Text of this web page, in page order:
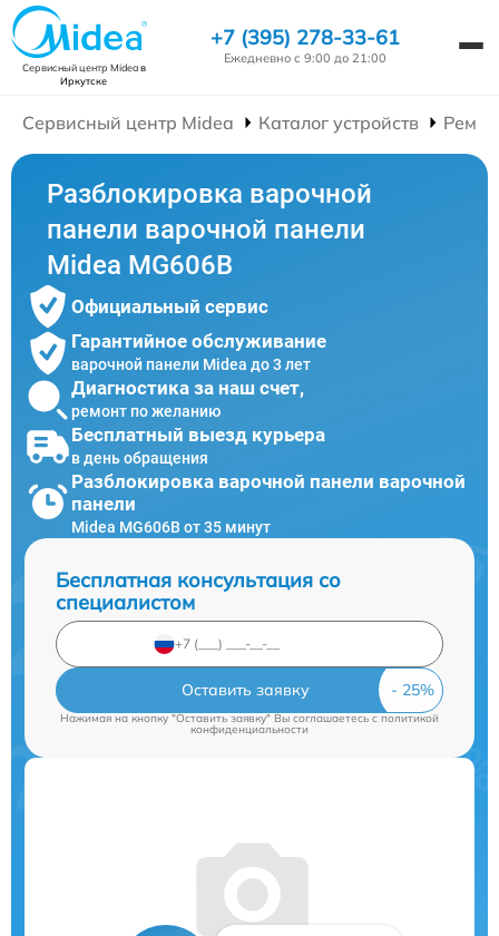
Сервисный центр Mideaв
Иркутске
+7 (395) 278-33-61
Ежедневно с 9:00 до 21:00
Сервисный центр Midea Каталог устройств
Разблокировка варочной
панели варочной панели
Midea MG606B
Официальный сервис
Гарантийное обслуживание
варочной панели Midea до 3 лет
Диагностика за наш счет,
ремонт по желанию
Бесплатный выезд курьера
в день обращения
Разблокировка варочной панели варочной
панели
Midea MG606B от 35 минут
Бесплатная консультация со
специалистом
Оставить заявку
Нажимая на кнопку "Оставить заявку" Вы соглашаетесь cполитикой
конфиденциальности